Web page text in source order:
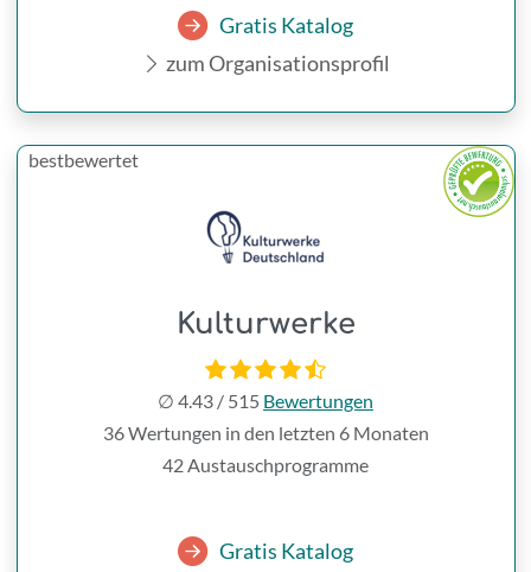
Gratis Katalog
zum Organisationsprofil
bestbewertet
Kulturwerke
∅ 4.43 / 515 Bewertungen
36 Wertungen in den letzten 6 Monaten
42 Austauschprogramme
Gratis Katalog